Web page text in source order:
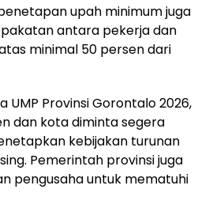
upah minimum juga
antara pekerja dan
minimal 50 persen dari
Provinsi Gorontalo 2026,
dan kota diminta segera
kebijakan turunan
Pemerintah provinsi juga
pengusaha untuk mematuhi